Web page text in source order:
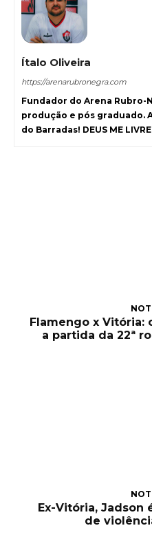
Ítalo Oliveira
https://arenarubronegra.com
Fundador do Arena Rubro-
produção e pós graduado.
do Barradas! DEUS ME
Flamengo x Vitória:
a partida da 22ª
Ex-Vitória, Jadson
de